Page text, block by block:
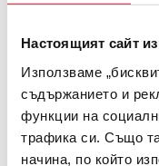
Настоящият сайт
Използваме
съдържанието и
функции на
трафика си. Също
начина, по който
Как да взема